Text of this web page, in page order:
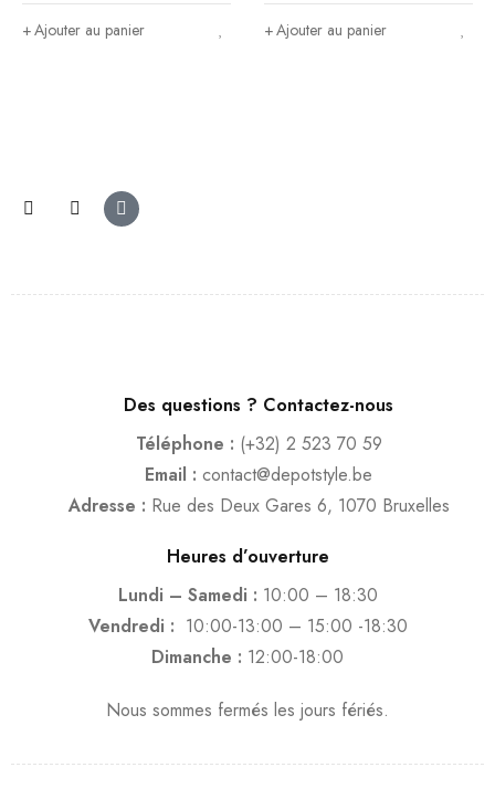
Ajouter au panier Ajouter au panier
Des questions ? Contactez-nous
Téléphone : (+32) 2 523 70 59
Email : contact@depotstyle.be
Adresse : Rue des Deux Gares 6, 1070 Bruxelles
Heures d’ouverture
Lundi – Samedi : 10:00 – 18:30
Vendredi : 10:00-13:00 – 15:00 -18:30
Dimanche : 12:00-18:00
Nous sommes fermés les jours fériés.